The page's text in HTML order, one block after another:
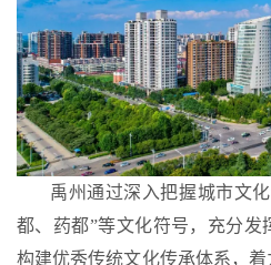
禹州通过深入把握城市文
都、药都”等文化符号，充分发
构建优秀传统文化传承体系，